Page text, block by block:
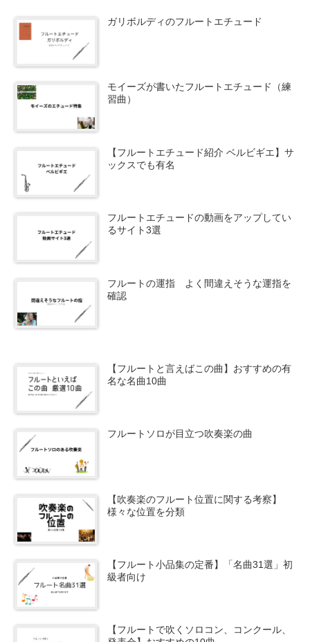
ガリボルディのフルートエチュード
モイーズが書いたフルートエチュード（練
習曲）
【フルートエチュード紹介 ベルビギエ】サ
ックスでも有名
フルートエチュードの動画をアップしてい
るサイト3選
フルートの運指 よく間違えそうな運指を
確認
【フルートと言えばこの曲】おすすめの有
名な名曲10曲
フルートソロが目立つ吹奏楽の曲
【吹奏楽のフルート位置に関する考察】
様々な位置を分類
【フルート小品集の定番】「名曲31選」初
級者向け
【フルートで吹くソロコン、コンクール、